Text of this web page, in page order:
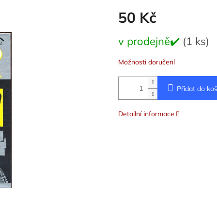
50 Kč
cena:
v prodejně✔️ (1 ks)
Možnosti doručení
Přidat do
Detailní informace